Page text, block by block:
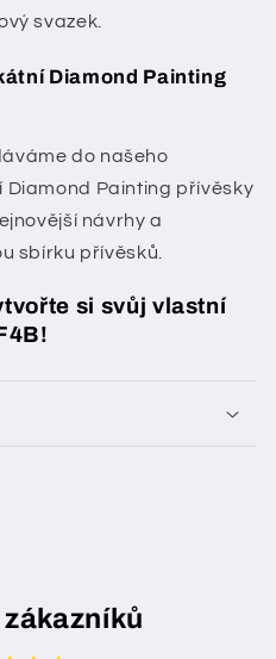
svazek.
Diamond Painting
do našeho
Diamond Painting přívěsky
návrhy a
sbírku přívěsků.
si svůj vlastní